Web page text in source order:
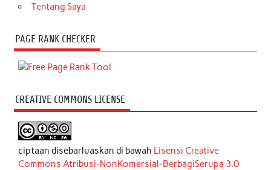
Tentang Saya
PAGE RANK CHECKER
CREATIVE COMMONS LICENSE
ciptaan disebarluaskan di bawah Lisensi Creative
Commons Atribusi-NonKomersial-BerbagiSerupa 3.0